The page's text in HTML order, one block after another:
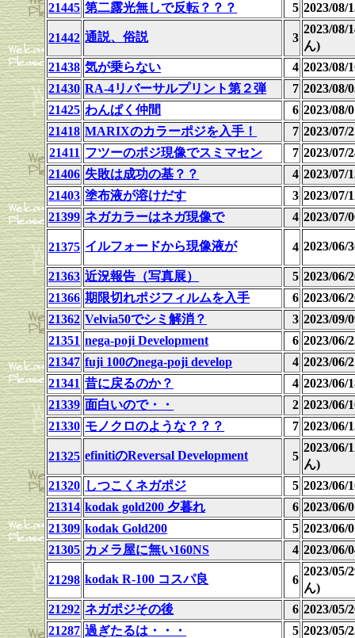
21445 第二露光無しで反転？？？ 5 2023/08/
21442 通説、俗説 3
2023/08/
ん)
21438 気が乗らない 4 2023/08/
21430 RA-4リバーサルプリント第２弾 7 2023/08/
21425 わんぱく仲間 6 2023/08/
21418 MARIXのカラーポジを入手！ 7 2023/07/
21411 フツーのポジ現像でスミマセン 7 2023/07/
21406 失敗は成功の基？？ 4 2023/07/
21403 塗布液が溶けだす 3 2023/07/
21399 ネガカラーはネガ現像で 4 2023/07/
21375 イルフォードから現像液が 4 2023/06/
21363 近況報告（写真展） 5 2023/06/
21366 期限切れポジフィルムを入手 6 2023/06/
21362 Velvia50でシミ解消？ 3 2023/09/
21351 nega-poji Development 6 2023/06/
21347 fuji 100のnega-poji develop 4 2023/06/
21341 昔に戻るのか？ 4 2023/06/
21339 面白いので・・ 2 2023/06/
21330 モノクロのような？？？ 7 2023/06/
21325 efinitiのReversal Development 5
2023/06/
ん)
21320 しつこくネガポジ 5 2023/06/
21314 kodak gold200 夕暮れ 6 2023/06/
21309 kodak Gold200 5 2023/06/
21305 カメラ屋に無い160NS 4 2023/06/
21298 kodak R-100 コスパ良 6
2023/05/
ん)
21292 ネガポジその後 6 2023/05/
21287 過ぎたるは・・・ 5 2023/05/